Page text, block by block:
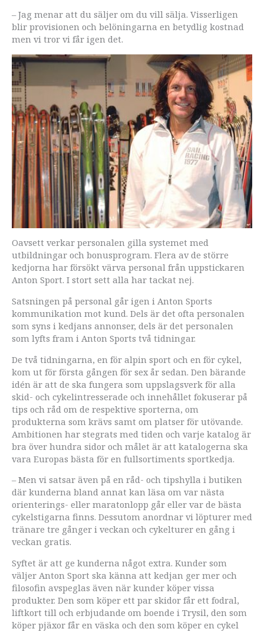
– Jag menar att du säljer om du vill sälja. Visserligen
blir provisionen och belöningarna en betydlig kostnad
men vi tror vi får igen det.
Oavsett verkar personalen gilla systemet med
utbildningar och bonusprogram. Flera av de större
kedjorna har försökt värva personal från uppstickaren
Anton Sport. I stort sett alla har tackat nej.
Satsningen på personal går igen i Anton Sports
kommunikation mot kund. Dels är det ofta personalen
som syns i kedjans annonser, dels är det personalen
som lyfts fram i Anton Sports två tidningar.
De två tidningarna, en för alpin sport och en för cykel,
kom ut för första gången för sex år sedan. Den bärande
idén är att de ska fungera som uppslagsverk för alla
skid- och cykelintresserade och innehållet fokuserar på
tips och råd om de respektive sporterna, om
produkterna som krävs samt om platser för utövande.
Ambitionen har stegrats med tiden och varje katalog är
bra över hundra sidor och målet är att katalogerna ska
vara Europas bästa för en fullsortiments sportkedja.
– Men vi satsar även på en råd- och tipshylla i butiken
där kunderna bland annat kan läsa om var nästa
orienterings- eller maratonlopp går eller var de bästa
cykelstigarna finns. Dessutom anordnar vi löpturer med
tränare tre gånger i veckan och cykelturer en gång i
veckan gratis.
Syftet är att ge kunderna något extra. Kunder som
väljer Anton Sport ska känna att kedjan ger mer och
filosofin avspeglas även när kunder köper vissa
produkter. Den som köper ett par skidor får ett fodral,
liftkort till och erbjudande om boende i Trysil, den som
köper pjäxor får en väska och den som köper en cykel